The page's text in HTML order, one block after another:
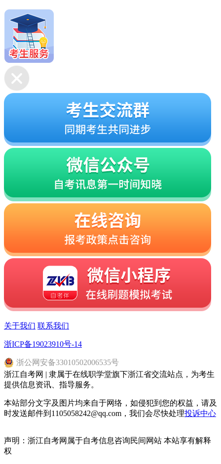
关于我们 联系我们
浙ICP备19023910号-14
浙公网安备33010502006535号
浙江自考网 | 隶属于在线职学堂旗下浙江省交流站点，为考生
提供信息资讯、指导服务。
本站部分文字及图片均来自于网络，如侵犯到您的权益，请及
时发送邮件到1105058242@qq.com，我们会尽快处理投诉中心
声明：浙江自考网属于自考信息咨询民间网站 本站享有解释
权